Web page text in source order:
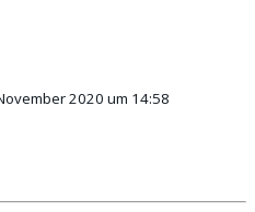
2020 um 14:58